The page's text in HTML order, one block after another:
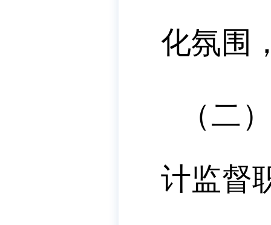
化氛围
（二
计监督